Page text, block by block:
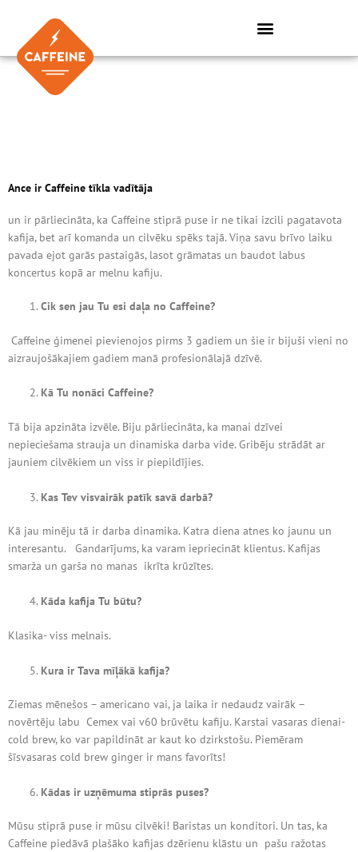
content
Ance ir Caffeine tīkla vadītāja
un ir pārliecināta, ka Caffeine stiprā puse ir ne tikai izcili pagatavota
kafija, bet arī komanda un cilvēku spēks tajā. Viņa savu brīvo laiku
pavada ejot garās pastaigās, lasot grāmatas un baudot labus
koncertus kopā ar melnu kafiju.
Cik sen jau Tu esi daļa no Caffeine?
Caffeine ģimenei pievienojos pirms 3 gadiem un šie ir bijuši vieni no
aizraujošākajiem gadiem manā profesionālajā dzīvē.
Kā Tu nonāci Caffeine?
Tā bija apzināta izvēle. Biju pārliecināta, ka manai dzīvei
nepieciešama strauja un dinamiska darba vide. Gribēju strādāt ar
jauniem cilvēkiem un viss ir piepildījies.
Kas Tev visvairāk patīk savā darbā?
Kā jau minēju tā ir darba dinamika. Katra diena atnes ko jaunu un
interesantu. Gandarījums, ka varam iepriecināt klientus. Kafijas
smarža un garša no manas ikrīta krūzītes.
Kāda kafija Tu būtu?
Klasika- viss melnais.
Kura ir Tava mīļākā kafija?
Ziemas mēnešos – americano vai, ja laika ir nedaudz vairāk –
novērtēju labu Cemex vai v60 brūvētu kafiju. Karstai vasaras dienai-
cold brew, ko var papildināt ar kaut ko dzirkstošu. Piemēram
šīsvasaras cold brew ginger ir mans favorīts!
Kādas ir uzņēmuma stiprās puses?
Mūsu stiprā puse ir mūsu cilvēki! Baristas un konditori. Un tas, ka
Caffeine piedāvā plašāko kafijas dzērienu klāstu un pašu ražotas